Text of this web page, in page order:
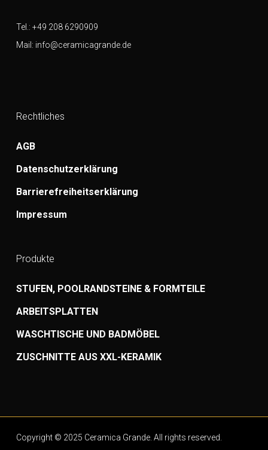
Tel.: +49 208 6290909
Mail: info@ceramicagrande.de
Rechtliches
AGB
Datenschutzerklärung
Barrierefreiheitserklärung
Impressum
Produkte
STUFEN, POOLRANDSTEINE & FORMTEILE
ARBEITSPLATTEN
WASCHTISCHE UND BADMÖBEL
ZUSCHNITTE AUS XXL-KERAMIK
Copyright © 2025 Ceramica Grande. All rights reserved.